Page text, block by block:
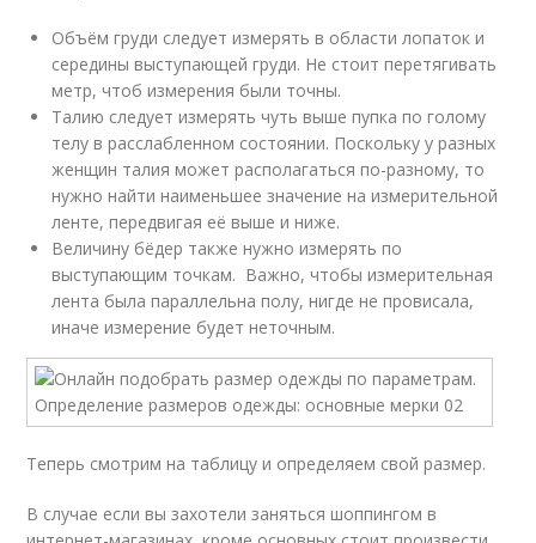
Объём груди следует измерять в области лопаток и
середины выступающей груди. Не стоит перетягивать
метр, чтоб измерения были точны.
Талию следует измерять чуть выше пупка по голому
телу в расслабленном состоянии. Поскольку у разных
женщин талия может располагаться по-разному, то
нужно найти наименьшее значение на измерительной
ленте, передвигая её выше и ниже.
Величину бёдер также нужно измерять по
выступающим точкам. Важно, чтобы измерительная
лента была параллельна полу, нигде не провисала,
иначе измерение будет неточным.
Теперь смотрим на таблицу и определяем свой размер.
В случае если вы захотели заняться шоппингом в